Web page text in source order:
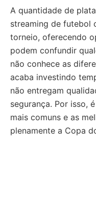
A quantidade de
streaming de futebol
torneio, oferecendo
podem confundir
não conhece as
acaba investindo
não entregam
segurança. Por isso,
mais comuns e as
plenamente a Copa